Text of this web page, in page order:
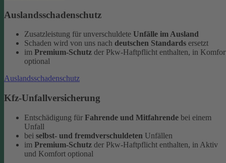
Auslandsschadenschutz
Zusatzleistung für unverschuldete Unfälle im Ausland
Schaden wird von uns nach deutschen Standards ersetzt
im Premium-Schutz der Pkw-Haftpflicht enthalten, in
optional
Auslandsschadenschutz
Kfz-Unfallversicherung
Entschädigung für Fahrende und Mitfahrende bei einem
Unfall
bei selbst- und fremdverschuldeten Unfällen
im Premium-Schutz der Pkw-Haftpflicht enthalten, in Aktiv
und Komfort optional